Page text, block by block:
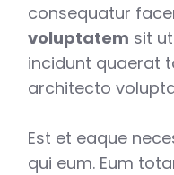
consequatur
voluptatem sit
incidunt quaerat
architecto
Est et eaque
qui eum. Eum